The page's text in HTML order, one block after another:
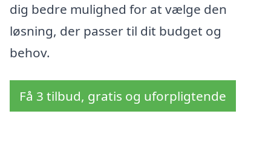
dig bedre mulighed for at vælge den
løsning, der passer til dit budget og
behov.
Få 3 tilbud, gratis og uforpligtende